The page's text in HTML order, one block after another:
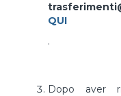
QUI
.
Dopo aver